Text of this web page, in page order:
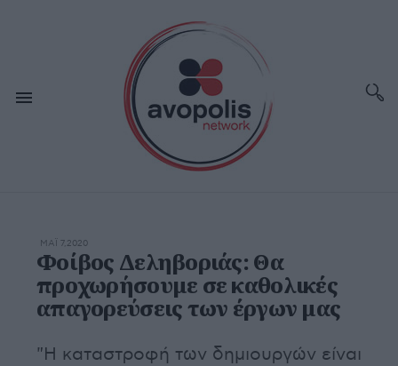
ΜΆΙ 7,2020
Φοίβος Δεληβοριάς: Θα
προχωρήσουμε σε καθολικές
απαγορεύσεις των έργων μας
"Η καταστροφή των δημιουργών είναι